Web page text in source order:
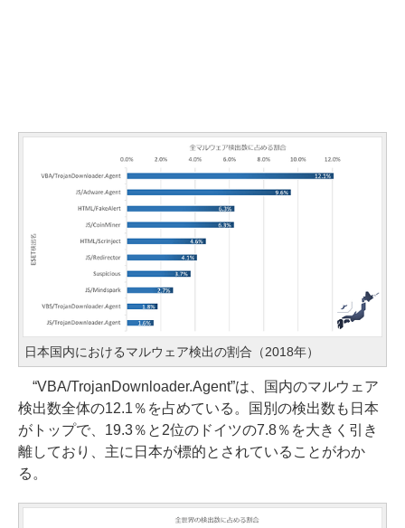
日本国内におけるマルウェア検出の割合（2018年）
“VBA/TrojanDownloader.Agent”は、国内のマルウェア
検出数全体の12.1％を占めている。国別の検出数も日本
がトップで、19.3％と2位のドイツの7.8％を大きく引き
離しており、主に日本が標的とされていることがわか
る。